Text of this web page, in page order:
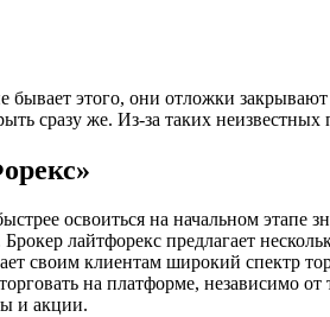
этого, они отложки
сразу же. Из-за таких
освоиться на начальном этапе
лайтфорекс предлагает
своим клиентам широкий спектр
на платформе, независимо
и акции.